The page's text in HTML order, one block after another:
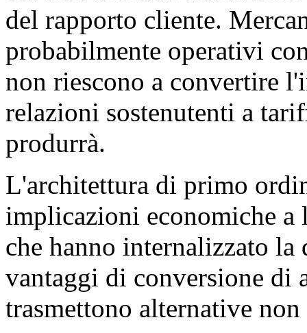
del rapporto cliente.
probabilmente operativi
non riescono a convertire
relazioni sostenutenti a
produrrà.
L'architettura di primo
implicazioni economiche
che hanno internalizzato
vantaggi di conversione di
trasmettono alternative